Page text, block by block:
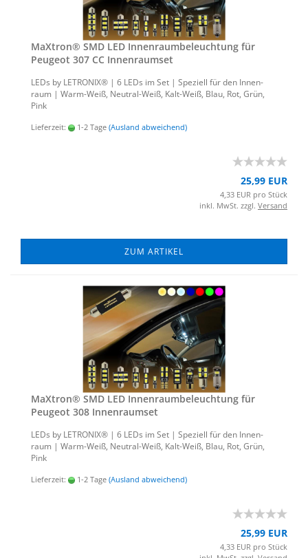
MaX­tron® SMD LED In­nen­raum­be­leuch­tung für
Peu­geot 307 CC In­nen­ra­um­set
LEDs by LE­TRO­NIX® | 6 LEDs im Set | Spe­zi­ell für den In­nen­
raum | Warm-​Weiß, Neutral-​Weiß, Kalt-​Weiß, Blau, Rot, Grün,
Pink
Lieferzeit: 1-2 Tage (Ausland abweichend)
25,99 EUR
4,33 EUR pro Stück
inkl. MwSt. zzgl. Versand
ZUM ARTIKEL
MaX­tron® SMD LED In­nen­raum­be­leuch­tung für
Peu­geot 308 In­nen­ra­um­set
LEDs by LE­TRO­NIX® | 6 LEDs im Set | Spe­zi­ell für den In­nen­
raum | Warm-​Weiß, Neutral-​Weiß, Kalt-​Weiß, Blau, Rot, Grün,
Pink
Lieferzeit: 1-2 Tage (Ausland abweichend)
25,99 EUR
4,33 EUR pro Stück